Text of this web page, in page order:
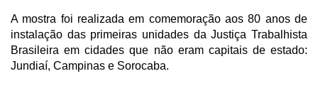
A mostra foi realizada em comemoração aos 80 anos de
instalação das primeiras unidades da Justiça Trabalhista
Brasileira em cidades que não eram capitais de estado:
Jundiaí, Campinas e Sorocaba.